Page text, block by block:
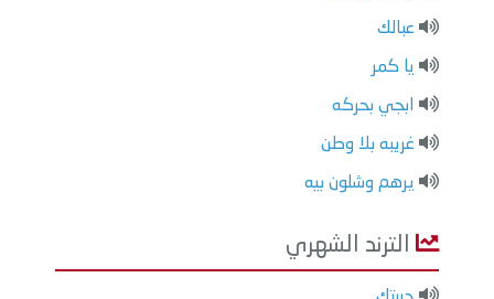
عبالك
يا كمر
ابجي بحركه
غريبه بلا وطن
يرهم وشلون بيه
الترند الشهري